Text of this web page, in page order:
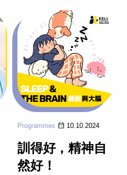
Programmes 10.10.2024
訓得好，精神自
然好！